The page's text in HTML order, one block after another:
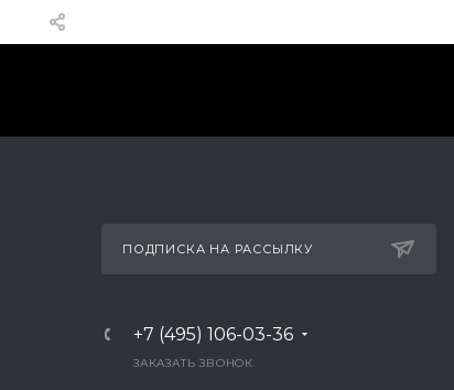
ПОДПИСКА НА РАССЫЛКУ
+7 (495) 106-03-36
ЗАКАЗАТЬ ЗВОНОК